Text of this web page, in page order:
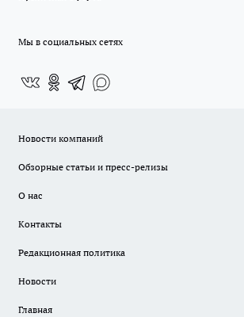
Мы в социальных сетях
Новости компаний
Обзорные статьи и пресс-релизы
О нас
Контакты
Редакционная политика
Новости
Главная